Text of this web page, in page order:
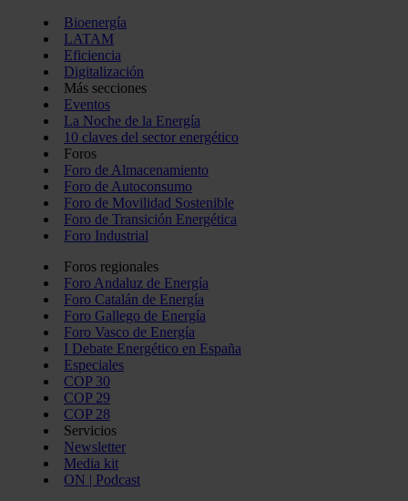
Bioenergía
LATAM
Eficiencia
Digitalización
Más secciones
Eventos
La Noche de la Energía
10 claves del sector energético
Foros
Foro de Almacenamiento
Foro de Autoconsumo
Foro de Movilidad Sostenible
Foro de Transición Energética
Foro Industrial
Foros regionales
Foro Andaluz de Energía
Foro Catalán de Energía
Foro Gallego de Energía
Foro Vasco de Energía
I Debate Energético en España
Especiales
COP 30
COP 29
COP 28
Servicios
Newsletter
Media kit
ON | Podcast